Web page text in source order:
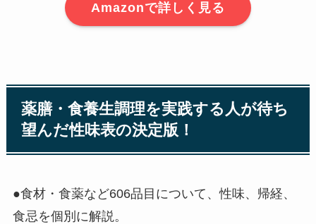
Amazonで詳しく見る
薬膳・食養生調理を実践する人が待ち
望んだ性味表の決定版！
●食材・食薬など606品目について、性味、帰経、
食忌を個別に解説。